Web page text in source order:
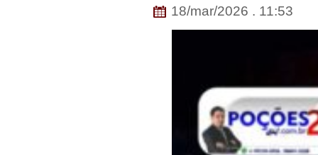
18/mar/2026 . 11:53